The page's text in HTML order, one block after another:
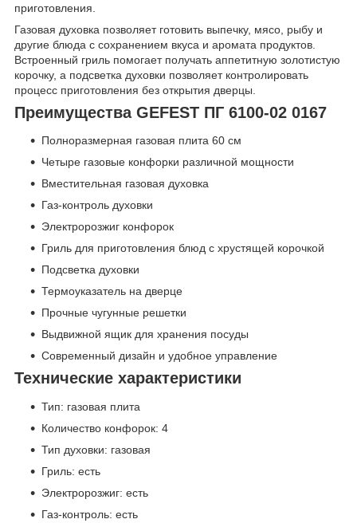
приготовления.
Газовая духовка позволяет готовить выпечку, мясо, рыбу и
другие блюда с сохранением вкуса и аромата продуктов.
Встроенный гриль помогает получать аппетитную золотистую
корочку, а подсветка духовки позволяет контролировать
процесс приготовления без открытия дверцы.
Преимущества GEFEST ПГ 6100-02 0167
Полноразмерная газовая плита 60 см
Четыре газовые конфорки различной мощности
Вместительная газовая духовка
Газ-контроль духовки
Электророзжиг конфорок
Гриль для приготовления блюд с хрустящей корочкой
Подсветка духовки
Термоуказатель на дверце
Прочные чугунные решетки
Выдвижной ящик для хранения посуды
Современный дизайн и удобное управление
Технические характеристики
Тип: газовая плита
Количество конфорок: 4
Тип духовки: газовая
Гриль: есть
Электророзжиг: есть
Газ-контроль: есть